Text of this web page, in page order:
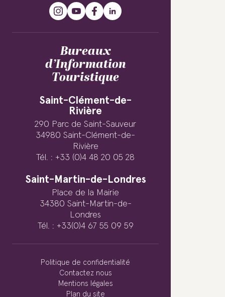
Bureaux
d’Information
Touristique
Saint-Clément-de-
Rivière
290 Parc de Saint-Sauveur
34980 Saint-Clément-de-
Rivière
Tél. : +33 (0)4 48 20 05 28
Saint-Martin-de-Londres
Place de la Mairie
34380 Saint-Martin-de-
Londres
Tél. : +33(0)4 67 55 09 59
Politique de confidentialité
Contactez nous
Mentions légales
Plan du site